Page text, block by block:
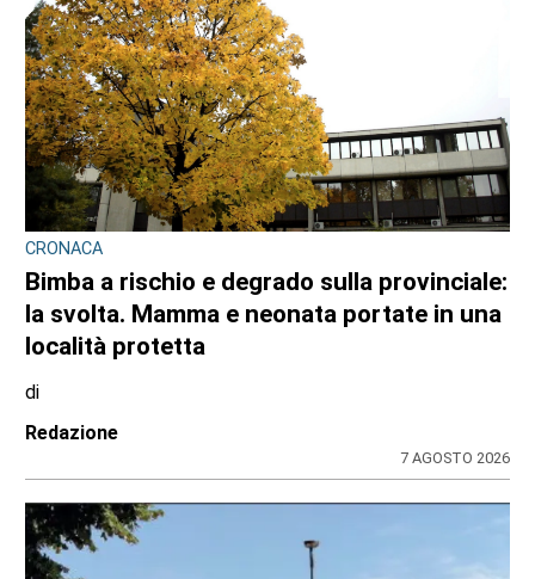
CRONACA
Bimba a rischio e degrado sulla provinciale:
la svolta. Mamma e neonata portate in una
località protetta
di
Redazione
7 AGOSTO 2026